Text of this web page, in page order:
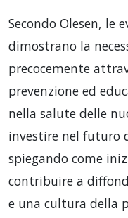
Secondo Olesen, le
dimostrano la
precocemente
prevenzione ed
nella salute delle
investire nel futuro
spiegando come
contribuire a
e una cultura della